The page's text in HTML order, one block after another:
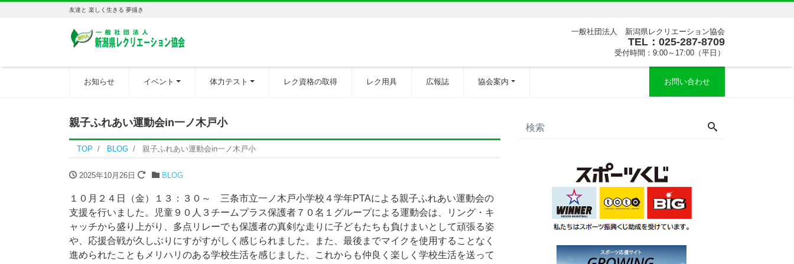
友達と 楽しく生きる 夢描き
一般社団法人 新潟県レクリエーション協会
TEL：025-287-8709
受付時間：9:00～17:00（平日）
お知らせ イベント 体力テスト レク資格の取得 レク用具 広報誌 協会案内 お問い合わせ
親子ふれあい運動会in一ノ木戸小
TOP BLOG 親子ふれあい運動会in一ノ木戸小
2025年10月26日 BLOG
１０月２４日（金）１３：３０～ 三条市立一ノ木戸小学校４学年PTAによる親子ふれあい運動会の
支援を行いました。児童９０人３チームプラス保護者７０名１グループによる運動会は、リング・キ
ャッチから盛り上がり、多点リレーでも保護者の真剣な走りに子どもたちも負けまいとして頑張る姿
や、応援合戦が久しぶりにすがすがしく感じられました。また、最後までマイクを使用することなく
進められたこともメリハリのある学校生活を感じました、これからも仲良く楽しく学校生活を送って